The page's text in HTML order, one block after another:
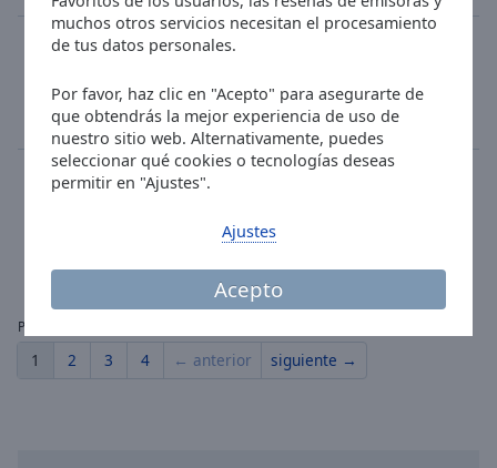
muchos otros servicios necesitan el procesamiento
de tus datos personales.
Por favor, haz clic en "Acepto" para asegurarte de
que obtendrás la mejor experiencia de uso de
nuestro sitio web. Alternativamente, puedes
seleccionar qué cookies o tecnologías deseas
permitir en "Ajustes".
Acepto
Ajustes
Radio Sity
Jo Paciello - Back Again
0
66
RTVS R Patria
Reggeli Bestof
Paginas:
1 2 3 4 ← anterior siguiente →